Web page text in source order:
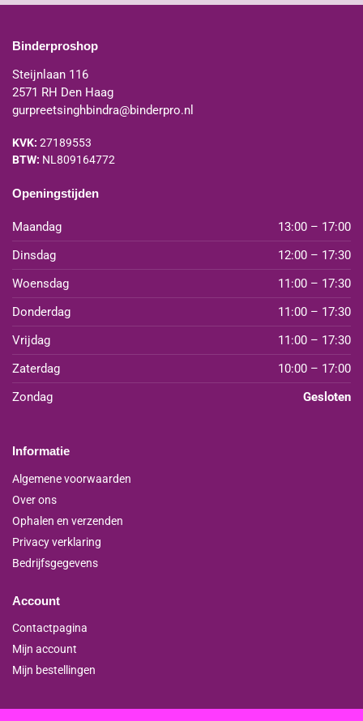
Binderproshop
Steijnlaan 116
2571 RH Den Haag
gurpreetsinghbindra@binderpro.nl
KVK: 27189553
BTW: NL809164772
Openingstijden
Maandag
13:00 – 17:00
Dinsdag
12:00 – 17:30
Woensdag
11:00 – 17:30
Donderdag
11:00 – 17:30
Vrijdag
11:00 – 17:30
Zaterdag
10:00 – 17:00
Zondag
Gesloten
Informatie
Algemene voorwaarden
Over ons
Ophalen en verzenden
Privacy verklaring
Bedrijfsgegevens
Account
Contactpagina
Mijn account
Mijn bestellingen